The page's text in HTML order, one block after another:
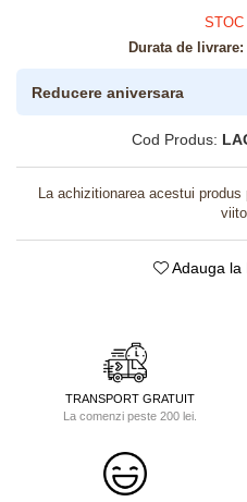
STOC
Durata de livrare:
Reducere aniversara
Cod Produs:
La achizitionarea acestui produs
Adauga la
TRANSPORT GRATUIT
La comenzi peste 200 lei.